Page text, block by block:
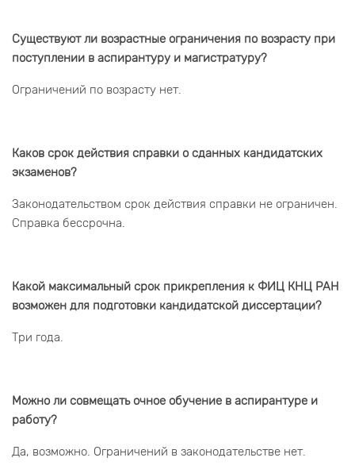
Существуют ли возрастные ограничения по возрасту при
поступлении в аспирантуру и магистратуру?
Ограничений по возрасту нет.
Каков срок действия справки о сданных кандидатских
экзаменов?
Законодательством срок действия справки не ограничен.
Справка бессрочна.
Какой максимальный срок прикрепления к ФИЦ КНЦ РАН
возможен для подготовки кандидатской диссертации?
Три года.
Можно ли совмещать очное обучение в аспирантуре и
работу?
Да, возможно. Ограничений в законодательстве нет.